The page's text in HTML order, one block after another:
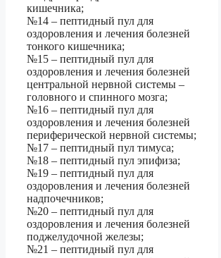
кишечника;
№14 – пептидный пул для
оздоровления и лечения болезней
тонкого кишечника;
№15 – пептидный пул для
оздоровления и лечения болезней
центральной нервной системы –
головного и спинного мозга;
№16 – пептидный пул для
оздоровления и лечения болезней
периферической нервной системы;
№17 – пептидный пул тимуса;
№18 – пептидный пул эпифиза;
№19 – пептидный пул для
оздоровления и лечения болезней
надпочечников;
№20 – пептидный пул для
оздоровления и лечения болезней
поджелудочной железы;
№21 – пептидный пул для